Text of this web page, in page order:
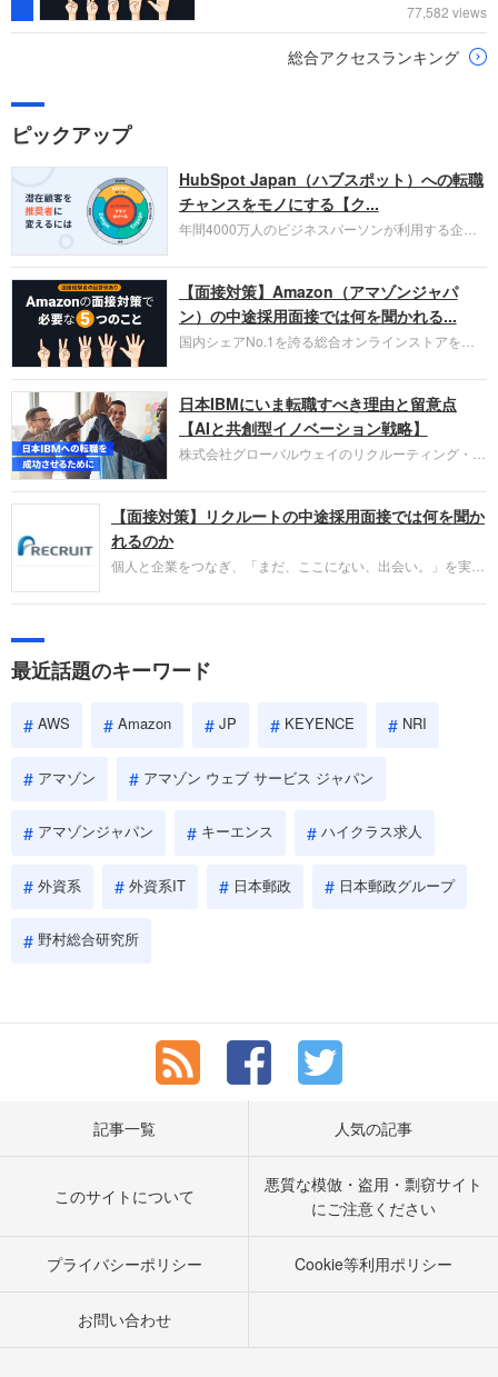
77,582 views
総合アクセスランキング
ピックアップ
HubSpot Japan（ハブスポット）への転職
チャンスをモノにする【ク...
年間4000万人のビジネスパーソンが利用する企業
お勧めするイチオシ企業をご紹介します。今回はク
ラウド型CRMプラットフォームを提供する
HubSpot Japan（ハブスポット・ジャパン）株式会
社です。採用面接対策の企業研究にご活用くださ
い。
【面接対策】Amazon（アマゾンジャパ
ン）の中途採用面接では何を聞かれる...
国内シェアNo.1を誇る総合オンラインストアを運
圧倒的な存在感を持つAmazon。中途採用面接では
過去の具体的な業務成果やリーダーシップの発揮、
失敗からの学びが重視され、人間性やカルチャーフ
ィットも評価対象となり、長期的に成長できる仲間
であるかを多角的に審査されます。
日本IBMにいま転職すべき理由と留意点
【AIと共創型イノベーション戦略】
株式会社グローバルウェイのリクルーティング・パ
パーソンが利用する企業口コミサイト「キャリコ
ネ」の転職エージェントがお勧めするイチオシ企業
IBMです。採用面接対策の企業研究にご活用くださ
い。
【面接対策】リクルートの中途採用面接では何を聞か
れるのか
個人と企業をつなぎ、「まだ、ここにない、出会い。」を実現
やこれまでの成果を具体的に問われるほか、「人間性」も評価
しょう。
最近話題のキーワード
AWS Amazon JP KEYENCE NRI
アマゾン アマゾン ウェブ サービス ジャパン
アマゾンジャパン キーエンス ハイクラス求人
外資系 外資系IT 日本郵政 日本郵政グループ
野村総合研究所
記事一覧 人気の記事
このサイトについて
悪質な模倣・盗用・剽窃サイト
にご注意ください
プライバシーポリシー Cookie等利用ポリシー
お問い合わせ